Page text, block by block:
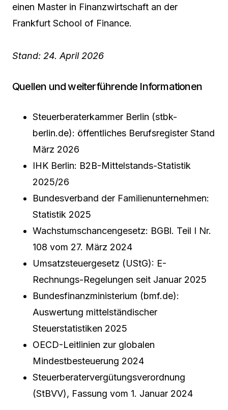
einen Master in Finanzwirtschaft an der
Frankfurt School of Finance.
Stand: 24. April 2026
Quellen und weiterführende Informationen
Steuerberaterkammer Berlin (stbk-
berlin.de): öffentliches Berufsregister Stand
März 2026
IHK Berlin: B2B-Mittelstands-Statistik
2025/26
Bundesverband der Familienunternehmen:
Statistik 2025
Wachstumschancengesetz: BGBl. Teil I Nr.
108 vom 27. März 2024
Umsatzsteuergesetz (UStG): E-
Rechnungs-Regelungen seit Januar 2025
Bundesfinanzministerium (bmf.de):
Auswertung mittelständischer
Steuerstatistiken 2025
OECD-Leitlinien zur globalen
Mindestbesteuerung 2024
Steuerberatervergütungsverordnung
(StBVV), Fassung vom 1. Januar 2024